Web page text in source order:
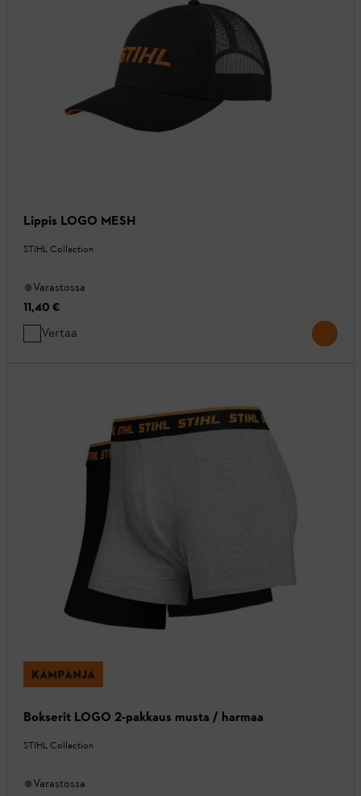
Lippis LOGO MESH
STIHL Collection
Varastossa
11,40 €
Vertaa
KAMPANJA
Bokserit LOGO 2-pakkaus musta / harmaa
STIHL Collection
Varastossa